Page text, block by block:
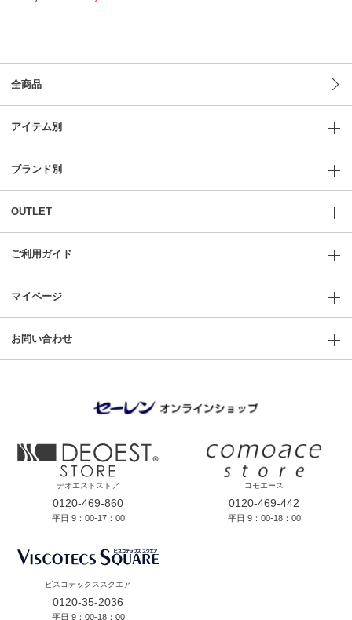
全商品
アイテム別
ブランド別
OUTLET
ご利用ガイド
マイページ
お問い合わせ
デオエストストア
0120-469-860
平日 9：00-17：00
コモエース
0120-469-442
平日 9：00-18：00
ビスコテックススクエア
0120-35-2036
平日 9：00-18：00